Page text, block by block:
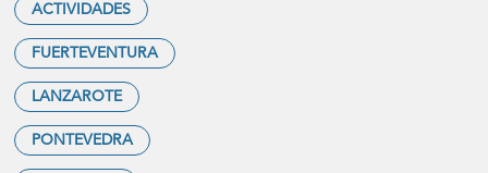
ACTIVIDADES
FUERTEVENTURA
LANZAROTE
PONTEVEDRA